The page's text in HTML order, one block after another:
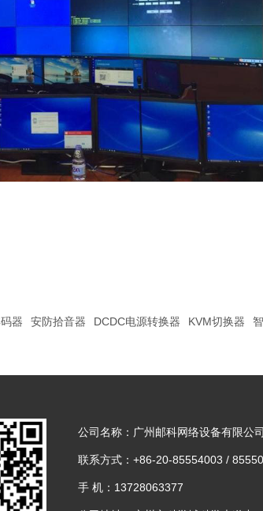
器 安防拾音器 DCDC电源转换器 KVM切换器
公司名称：广州邮科网络设备有限公司
联系方式：+86-20-85554003 /
手 机：13728063377